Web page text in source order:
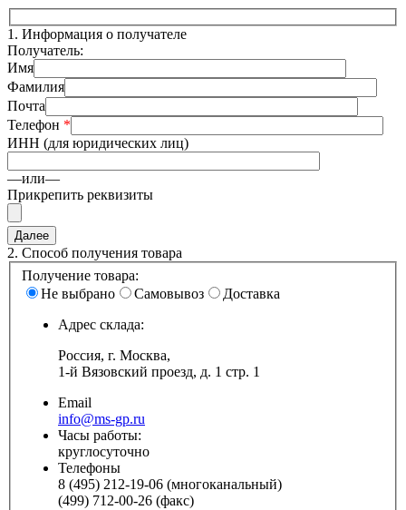
1. Информация о получателе
Получатель:
Имя
Фамилия
Почта
Телефон *
ИНН (для юридических лиц)
—или—
Прикрепить реквизиты
2. Способ получения товара
Получение товара:
Не выбрано
Самовывоз
Доставка
Адрес склада:
Россия, г. Москва,
1-й Вязовский проезд, д. 1 стр. 1
Email
info@ms-gp.ru
Часы работы:
круглосуточно
Телефоны
8 (495) 212-19-06 (многоканальный)
(499) 712-00-26 (факс)